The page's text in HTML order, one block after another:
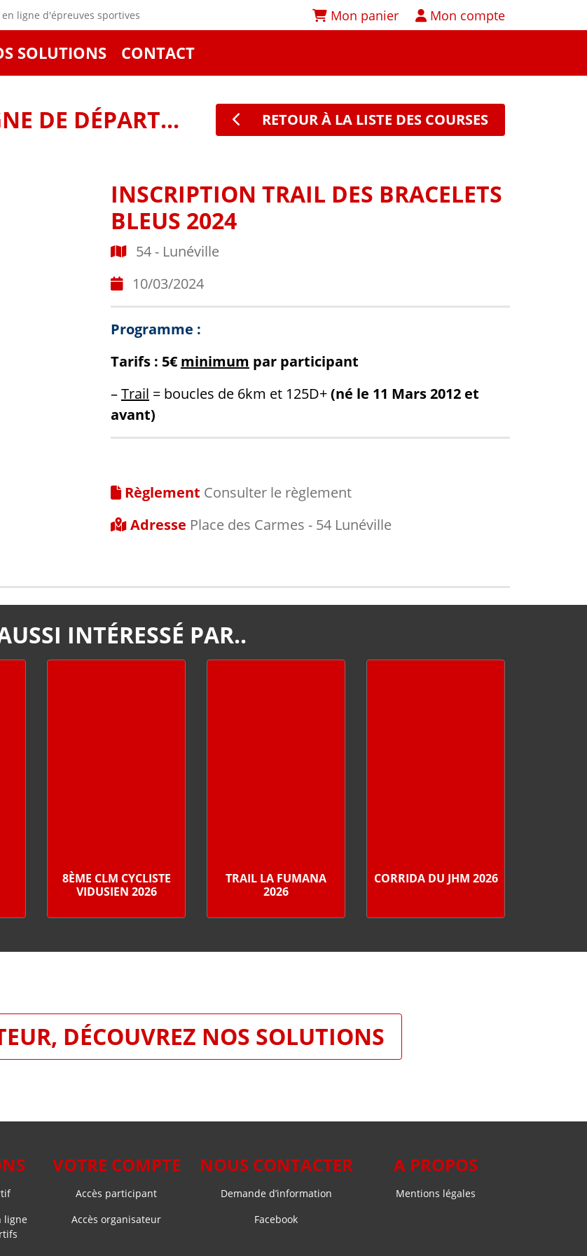
ligne d'épreuves sportives Mon panier Mon compte
SOLUTIONS CONTACT
DE DÉPART... RETOUR À LA LISTE DES COURSES
INSCRIPTION TRAIL DES BRACELETS
BLEUS 2024
54 - Lunéville
10/03/2024
Programme :
Tarifs : 5€ minimum par participant
–Trail = boucles de 6km et 125D+(né le 11 Mars 2012 et
avant)
Règlement Consulter le règlement
Adresse Place des Carmes - 54 Lunéville
INTÉRESSÉ PAR..
8ÈME CLM CYCLISTE
VIDUSIEN 2026
TRAIL LA FUMANA
2026
CORRIDA DU JHM 2026
DÉCOUVREZ NOS SOLUTIONS
ligne
VOTRE COMPTE
Accès participant
Accès organisateur
NOUS CONTACTER
Demande d’information
Facebook
A PROPOS
Mentions légales